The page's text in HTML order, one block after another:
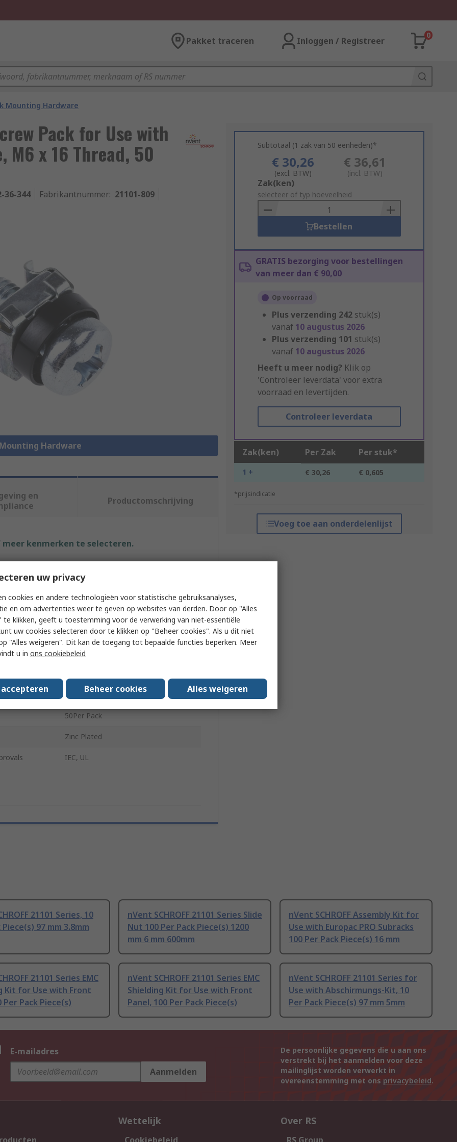
Pakket traceren Inloggen / Registreer
0
Mounting Hardware
Pack for Use with
M6 x 16 Thread, 50
36-344 Fabrikantnummer: 21101-809
Hardware
Subtotaal (1 zak van 50 eenheden)*
€ 30,26
(excl. BTW)
€ 36,61
(incl. BTW)
Add
to
Basket
Zak(ken)
selecteer of typ hoeveelheid
Bestellen
GRATIS bezorging voor bestellingen
van meer dan € 90,00
Op voorraad
Plus verzending 242 stuk(s)
vanaf 10 augustus 2026
Plus verzending 101 stuk(s)
vanaf 10 augustus 2026
Heeft u meer nodig? Klik op
'Controleer leverdata' voor extra
voorraad en levertijden.
Controleer leverdata
Zak(ken) Per Zak Per stuk*
1 + € 30,26 € 0,605
*prijsindicatie
Voeg toe aan onderdelenlijst
en
Productomschrijving
kenmerken te selecteren.
Assembly Screw Pack
Assembly Kit
19 in Cabinet, Desktop Case
M6 x 16
50Per Pack
Zinc Plated
IEC, UL
21101 Series, 10
Piece(s) 97 mm 3.8mm
nVent SCHROFF 21101 Series Slide
Nut 100 Per Pack Piece(s) 1200
mm 6 mm 600mm
nVent SCHROFF Assembly Kit for
Use with Europac PRO Subracks
100 Per Pack Piece(s) 16 mm
21101 Series EMC
Kit for Use with Front
Per Pack Piece(s)
nVent SCHROFF 21101 Series EMC
Shielding Kit for Use with Front
Panel, 100 Per Pack Piece(s)
nVent SCHROFF 21101 Series for
Use with Abschirmungs-Kit, 10
Per Pack Piece(s) 97 mm 5mm
E-mailadres
Aanmelden
De persoonlijke gegevens die u aan ons
verstrekt bij het aanmelden voor deze
mailinglijst worden verwerkt in
overeenstemming met ons privacybeleid.
Wettelijk Over RS
uw privacy
cookies en andere technologieën voor statistische gebruiksanalyses,
en om advertenties weer te geven op websites van derden. Door op "Alles
te klikken, geeft u toestemming voor de verwerking van niet-essentiële
uw cookies selecteren door te klikken op "Beheer cookies". Als u dit niet
"Alles weigeren". Dit kan de toegang tot bepaalde functies beperken. Meer
u in ons cookiebeleid
Beheer cookies Alles weigeren